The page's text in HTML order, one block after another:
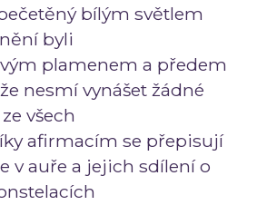
bílým světlem
byli
plamenem a předem
nesmí vynášet žádné
všech
afirmacím se přepisují
v auře a jejich sdílení o